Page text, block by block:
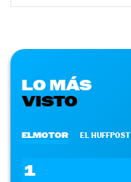
LO MÁS
VISTO
ELMOTOR EL HUFFPOST
1